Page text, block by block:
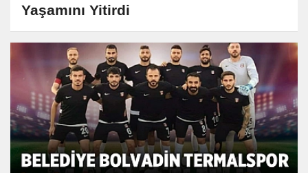
Yaşamını Yitirdi